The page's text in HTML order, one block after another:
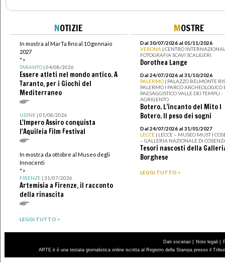
NOTIZIE
In mostra al MarTa fino al 10 gennaio
2027
">
TARANTO| 04/08/2026
Essere atleti nel mondo antico. A
Taranto, per i Giochi del
Mediterraneo
UDINE| 01/08/2026
L'Impero Assiro conquista
l'Aquileia Film Festival
In mostra da ottobre al Museo degli
Innocenti
">
FIRENZE| 31/07/2026
Artemisia a Firenze, il racconto
della rinascita
LEGGI TUTTO >
MOSTRE
Dal 30/07/2026 al 01/11/2026
VERONA | CENTRO
FOTOGRAFIA SCAVI SCALIGERI
Dorothea Lange
Dal 24/07/2026 al 31/10/2026
PALERMO | PALAZZO BELMONTE
PALERMO I PARCO ARCHEOLOGICO
PAESAGGISTICO VALLE DEI TEMPLI -
AGRIGENTO
Botero. L’incanto del Mito I
Botero. Il peso dei sogni
Dal 24/07/2026 al 31/01/2027
LECCE | LECCE – MUSEO MUST I
– GALLERIA NAZIONALE DI
Tesori nascosti della
Borghese
LEGGI TUTTO >
Dati societari | Note legali |
ARTE.it è una testata giornalistica online iscritta al Registro della Stampa presso il